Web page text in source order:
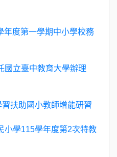
年度第一學期中小學校務
國立臺中教育大學辦理
扶助國小教師增能研習
小學115學年度第2次特教